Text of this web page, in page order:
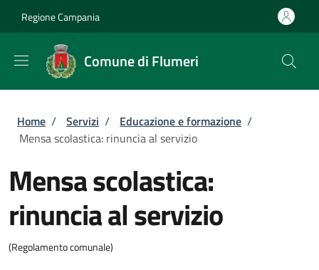
Regione Campania
Comune di Flumeri
Briciole di pane
Home / Servizi / Educazione e formazione /
Mensa scolastica: rinuncia al servizio
Mensa scolastica:
rinuncia al servizio
(Regolamento comunale)